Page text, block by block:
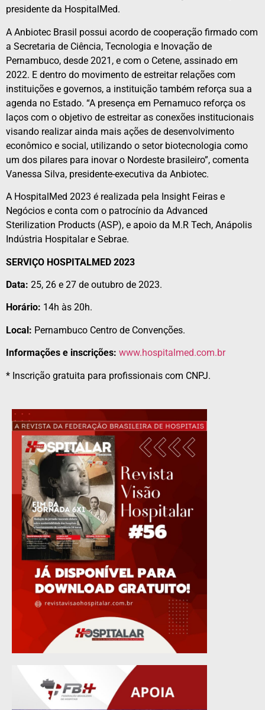
presidente da HospitalMed.
A Anbiotec Brasil possui acordo de cooperação firmado com
a Secretaria de Ciência, Tecnologia e Inovação de
Pernambuco, desde 2021, e com o Cetene, assinado em
2022. E dentro do movimento de estreitar relações com
instituições e governos, a instituição também reforça sua a
agenda no Estado. “A presença em Pernamuco reforça os
laços com o objetivo de estreitar as conexões institucionais
visando realizar ainda mais ações de desenvolvimento
econômico e social, utilizando o setor biotecnologia como
um dos pilares para inovar o Nordeste brasileiro”, comenta
Vanessa Silva, presidente-executiva da Anbiotec.
A HospitalMed 2023 é realizada pela Insight Feiras e
Negócios e conta com o patrocínio da Advanced
Sterilization Products (ASP), e apoio da M.R Tech, Anápolis
Indústria Hospitalar e Sebrae.
SERVIÇO HOSPITALMED 2023
Data: 25, 26 e 27 de outubro de 2023.
Horário: 14h às 20h.
Local: Pernambuco Centro de Convenções.
Informações e inscrições: www.hospitalmed.com.br
* Inscrição gratuita para profissionais com CNPJ.